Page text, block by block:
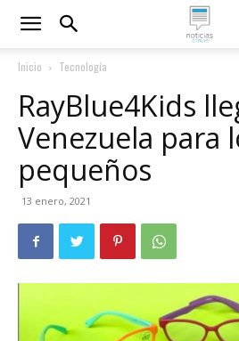
Inicio Tecnología
RayBlue4Kids
Venezuela para
pequeños
13 enero, 2021